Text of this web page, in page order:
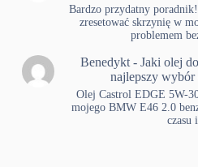
Bardzo przydatny
zresetować skrzynię w
problemem
Benedykt- Jaki olej
najlepszy
Olej Castrol EDGE 5W-
mojego BMW E46 2.0
czasu